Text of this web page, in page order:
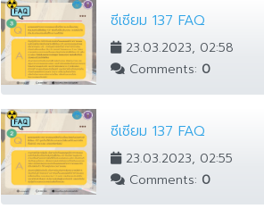
ซีเซียม 137 FAQ
23.03.2023, 02:58
Comments: 0
ซีเซียม 137 FAQ
23.03.2023, 02:55
Comments: 0